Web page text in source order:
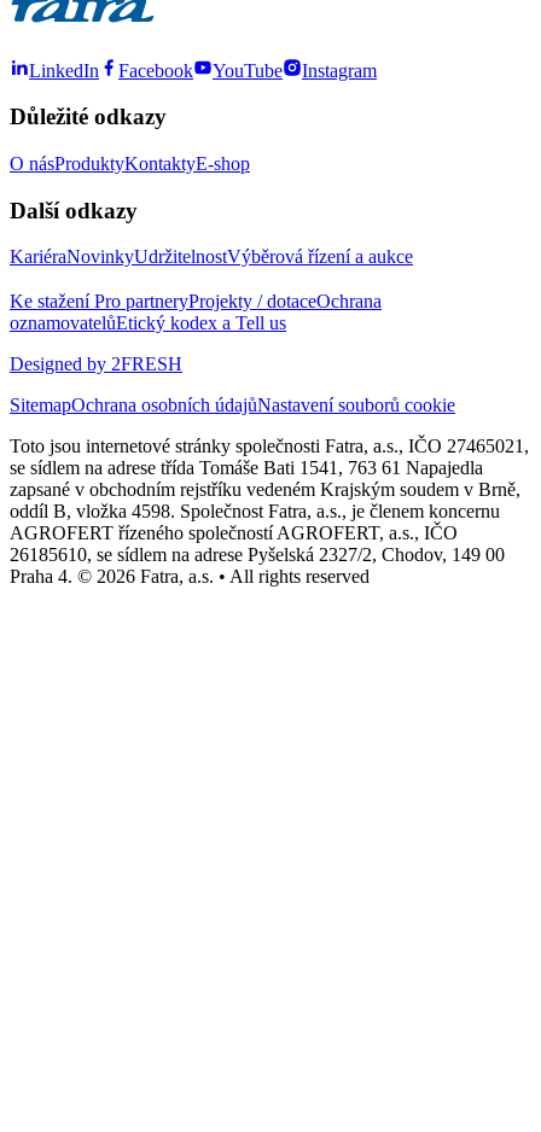
LinkedIn Facebook YouTube Instagram
Důležité odkazy
O násProduktyKontaktyE-shop
Další odkazy
KariéraNovinkyUdržitelnostVýběrová řízení a aukce
Ke staženíPro partneryProjekty / dotaceOchrana
oznamovatelůEtický kodex a Tell us
Designed by 2FRESH
SitemapOchrana osobních údajůNastavení souborů cookie
Toto jsou internetové stránky společnosti Fatra, a.s., IČO 27465021,
se sídlem na adrese třída Tomáše Bati 1541, 763 61 Napajedla
zapsané v obchodním rejstříku vedeném Krajským soudem v Brně,
oddíl B, vložka 4598. Společnost Fatra, a.s., je členem koncernu
AGROFERT řízeného společností AGROFERT, a.s., IČO
26185610, se sídlem na adrese Pyšelská 2327/2, Chodov, 149 00
Praha 4. © 2026 Fatra, a.s. • All rights reserved